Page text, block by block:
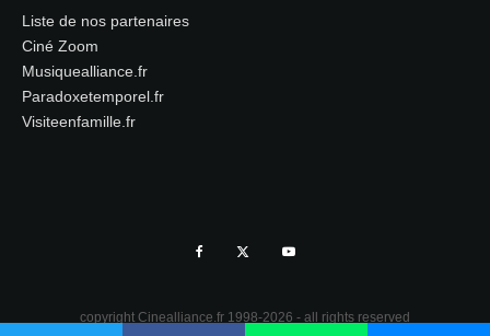
Liste de nos partenaires
Ciné Zoom
Musiquealliance.fr
Paradoxetemporel.fr
Visiteenfamille.fr
copyright Cinealliance.fr 1998-2026 - all rights reserved